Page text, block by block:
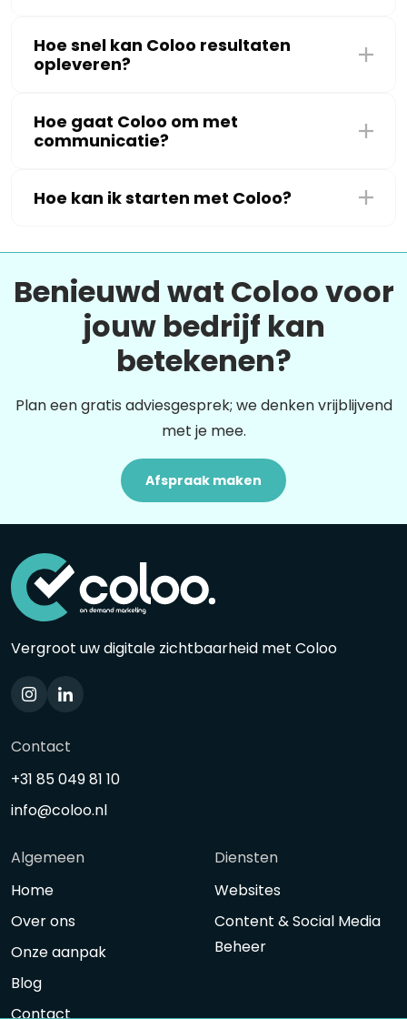
Hoe snel kan Coloo resultaten
opleveren?
Hoe gaat Coloo om met
communicatie?
Hoe kan ik starten met Coloo?
Benieuwd wat Coloo voor
jouw bedrijf kan
betekenen?
Plan een gratis adviesgesprek; we denken vrijblijvend
met je mee.
Afspraak maken
Vergroot uw digitale zichtbaarheid met Coloo
Contact
+31 85 049 81 10
info@coloo.nl
Algemeen
Home
Over ons
Onze aanpak
Blog
Contact
Diensten
Websites
Content & Social Media
Beheer